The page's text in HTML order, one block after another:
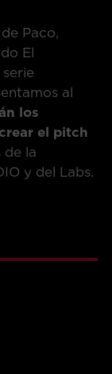
Paco,
El
al
los
el pitch
de la
y del Labs.